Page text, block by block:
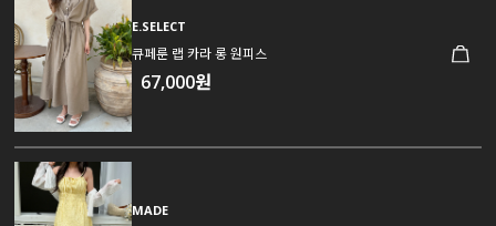
E.SELECT
큐페룬 랩 카라 롱 원피스
67,000원
MADE